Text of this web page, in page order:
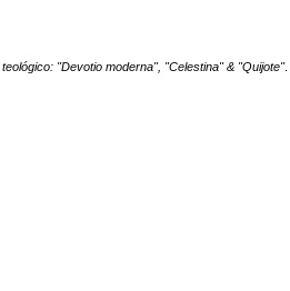
"Devotio moderna", "Celestina" & "Quijote".